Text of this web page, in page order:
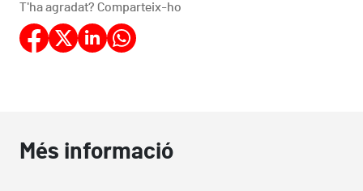
T'ha agradat? Comparteix-ho
Més informació